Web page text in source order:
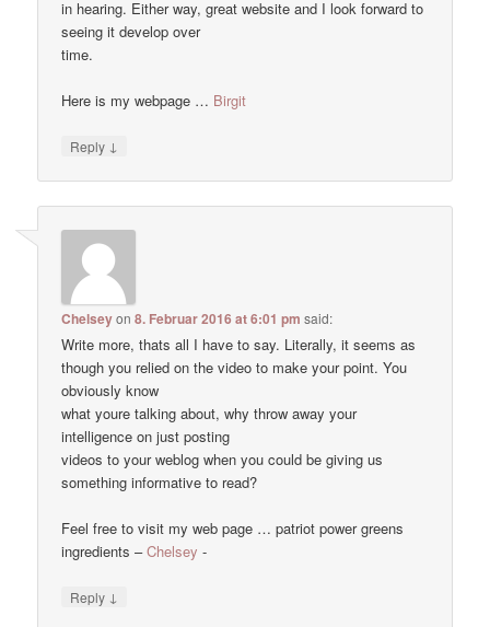
in hearing. Either way, great website and I look forward to
seeing it develop over
time.
Here is my webpage … Birgit
Reply ↓
Chelseyon8. Februar 2016 at 6:01 pm said:
Write more, thats all I have to say. Literally, it seems as
though you relied on the video to make your point. You
obviously know
what youre talking about, why throw away your
intelligence on just posting
videos to your weblog when you could be giving us
something informative to read?
Feel free to visit my web page … patriot power greens
ingredients –Chelsey -
Reply ↓